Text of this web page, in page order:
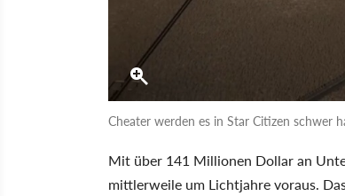
Cheater werden es in Star Citizen schwer
Mit über 141 Millionen Dollar an
mittlerweile um Lichtjahre voraus.